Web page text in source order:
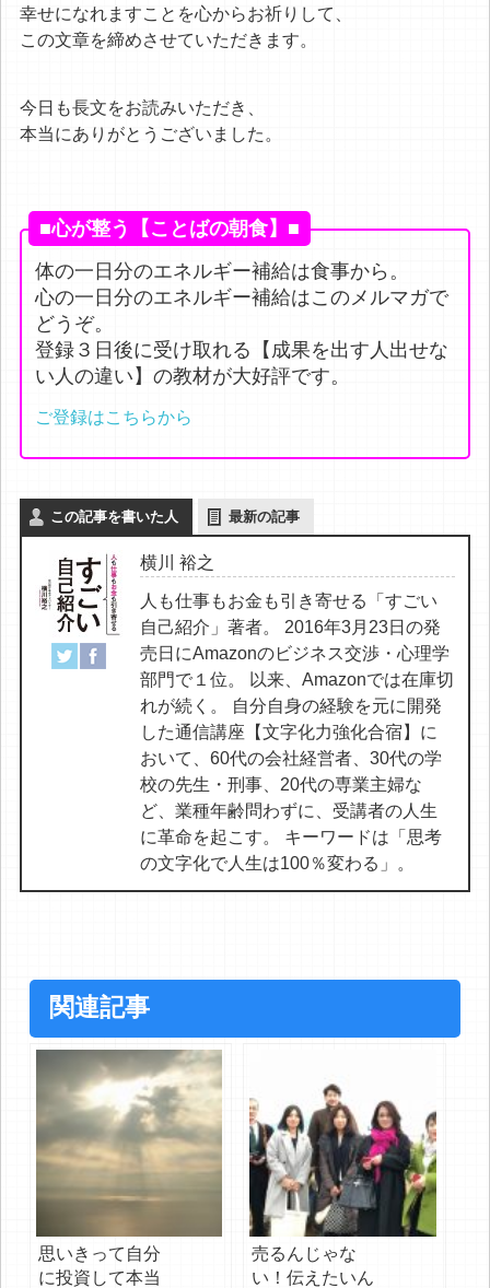
幸せになれますことを心からお祈りして、
この文章を締めさせていただきます。
今日も長文をお読みいただき、
本当にありがとうございました。
■心が整う【ことばの朝食】■
体の一日分のエネルギー補給は食事から。
心の一日分のエネルギー補給はこのメルマガで
どうぞ。
登録３日後に受け取れる【成果を出す人出せな
い人の違い】の教材が大好評です。
ご登録はこちらから
この記事を書いた人 最新の記事
横川 裕之
人も仕事もお金も引き寄せる「すごい
自己紹介」著者。 2016年3月23日の発
売日にAmazonのビジネス交渉・心理学
部門で１位。 以来、Amazonでは在庫切
れが続く。 自分自身の経験を元に開発
した通信講座【文字化力強化合宿】に
おいて、60代の会社経営者、30代の学
校の先生・刑事、20代の専業主婦な
ど、業種年齢問わずに、受講者の人生
に革命を起こす。 キーワードは「思考
の文字化で人生は100％変わる」。
関連記事
思いきって自分
に投資して本当
売るんじゃな
い！伝えたいん